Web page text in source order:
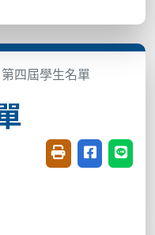
第四屆學生名單
友善列印(開新視
分享至臉書
分享